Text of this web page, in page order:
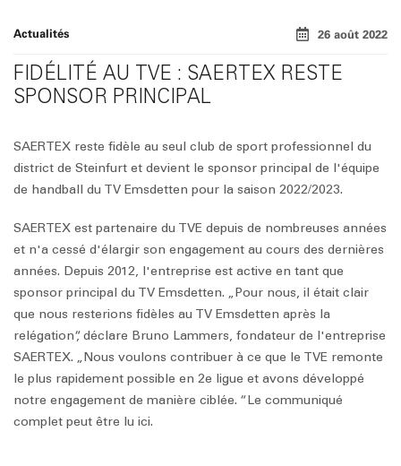
Actualités 26 août 2022
FIDÉLITÉ AU TVE : SAERTEX RESTE
SPONSOR PRINCIPAL
SAERTEX reste fidèle au seul club de sport professionnel du
district de Steinfurt et devient le sponsor principal de l'équipe
de handball du TV Emsdetten pour la saison 2022/2023.
SAERTEX est partenaire du TVE depuis de nombreuses années
et n'a cessé d'élargir son engagement au cours des dernières
années. Depuis 2012, l'entreprise est active en tant que
sponsor principal du TV Emsdetten. „Pour nous, il était clair
que nous resterions fidèles au TV Emsdetten après la
relégation“, déclare Bruno Lammers, fondateur de l'entreprise
SAERTEX. „Nous voulons contribuer à ce que le TVE remonte
le plus rapidement possible en 2e ligue et avons développé
notre engagement de manière ciblée. “Le communiqué
complet peut être lu ici.